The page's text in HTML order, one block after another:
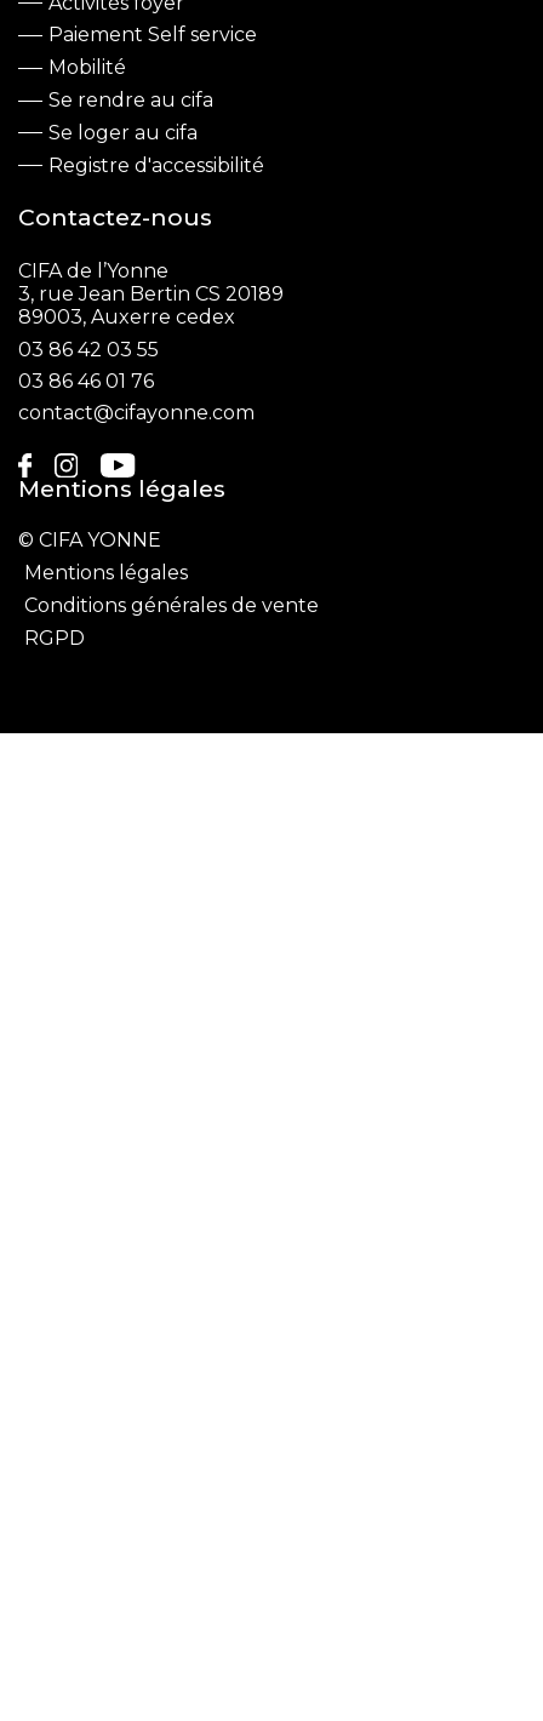
Paiement Self service
Mobilité
Se rendre au cifa
Se loger au cifa
Registre d'accessibilité
Contactez-nous
CIFA de l’Yonne
3, rue Jean Bertin CS 20189
89003, Auxerre cedex
03 86 42 03 55
03 86 46 01 76
contact@cifayonne.com
Mentions légales
© CIFA YONNE
Mentions légales
Conditions générales de vente
RGPD